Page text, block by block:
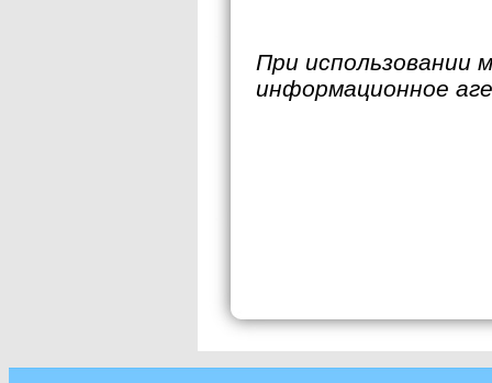
При использовании
информационное